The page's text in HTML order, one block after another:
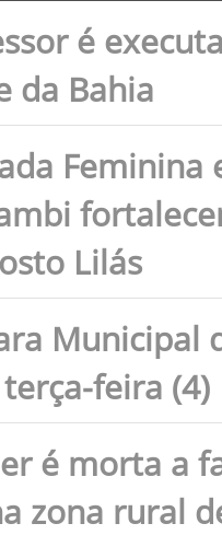
é
da Bahia
Lilás
Municipal
feira (4)
é morta a
zona rural